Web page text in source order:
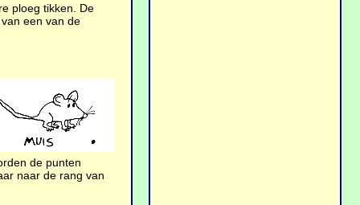
ploeg tikken. De
een van de
de punten
naar de rang van